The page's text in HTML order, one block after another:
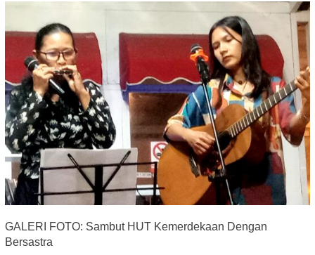
GALERI FOTO: Sambut HUT Kemerdekaan Dengan
Bersastra